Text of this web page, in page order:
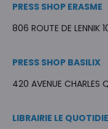
PRESS SHOP ERASME
806 ROUTE DE LENNIK
PRESS SHOP BASILIX
420 AVENUE CHARLES
LIBRAIRIE LE